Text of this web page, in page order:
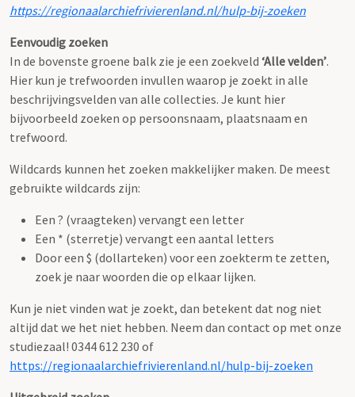
https://regionaalarchiefrivierenland.nl/hulp-bij-zoeken
Eenvoudig zoeken
In de bovenste groene balk zie je een zoekveld ‘Alle velden’.
Hier kun je trefwoorden invullen waarop je zoekt in alle
beschrijvingsvelden van alle collecties. Je kunt hier
bijvoorbeeld zoeken op persoonsnaam, plaatsnaam en
trefwoord.
Wildcards kunnen het zoeken makkelijker maken. De meest
gebruikte wildcards zijn:
Een ? (vraagteken) vervangt een letter
Een * (sterretje) vervangt een aantal letters
Door een $ (dollarteken) voor een zoekterm te zetten,
zoek je naar woorden die op elkaar lijken.
Kun je niet vinden wat je zoekt, dan betekent dat nog niet
altijd dat we het niet hebben. Neem dan contact op met onze
studiezaal! 0344 612 230 of
https://regionaalarchiefrivierenland.nl/hulp-bij-zoeken